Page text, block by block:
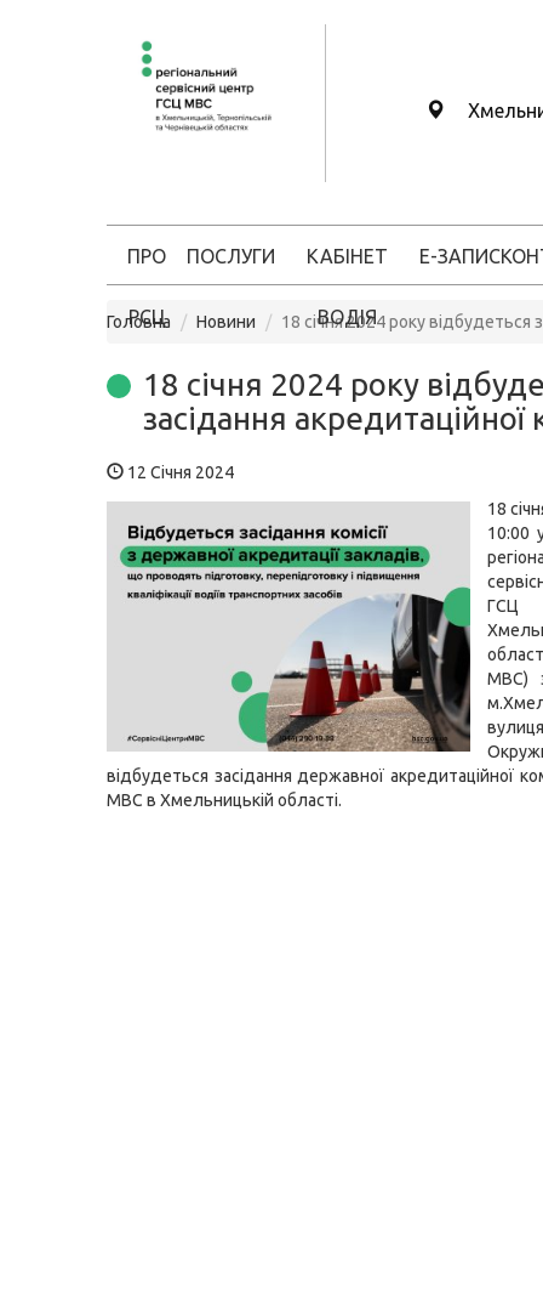
ПРО
РСЦ
ПОСЛУГИ КАБІНЕТ
ВОДІЯ
Е-ЗАПИС
Головна Новини 18 січня 2024 року відбудеться
18 січня 2024 року
засідання акредитаційної
12 Січня 2024
18
10:00
МВС)
відбудеться засідання державної акредитаційної
МВС в Хмельницькій області.